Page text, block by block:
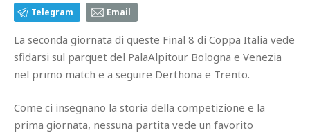
Telegram Email
La seconda giornata di queste Final 8 di Coppa Italia vede
sfidarsi sul parquet del PalaAlpitour Bologna e Venezia
nel primo match e a seguire Derthona e Trento.
Come ci insegnano la storia della competizione e la
prima giornata, nessuna partita vede un favorito